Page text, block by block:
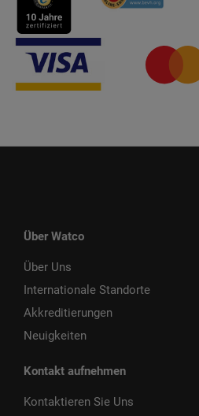
Über Watco
Über Uns
Internationale Standorte
Akkreditierungen
Neuigkeiten
Kontakt aufnehmen
Kontaktieren Sie Uns